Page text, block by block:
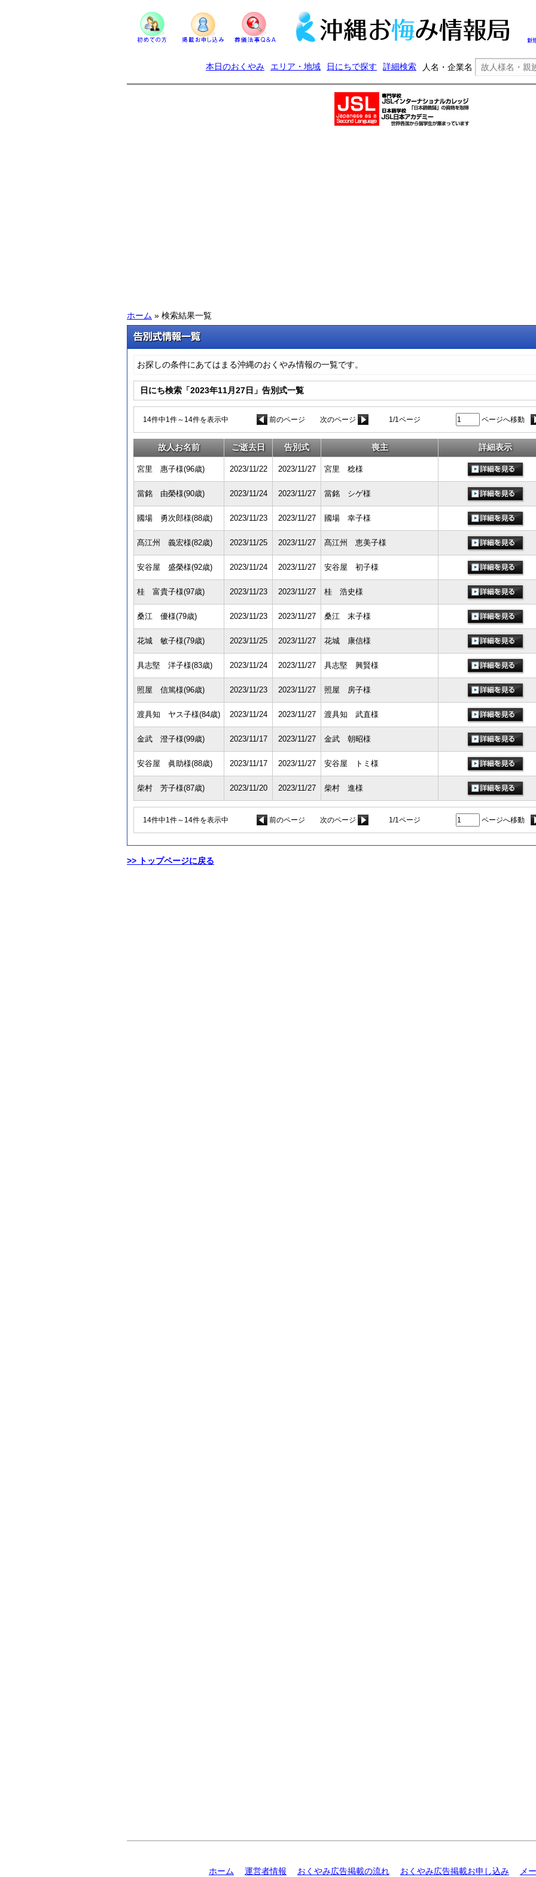
本日のおくやみ エリア・地域 日にちで探す 詳細検索 人名・企業名
ホーム » 検索結果一覧
お探しの条件にあてはまる沖縄のおくやみ情報の一覧です。
日にち検索「2023年11月27日」告別式一覧
14件中1件～14件を表示中 前のページ 次のページ 1/1ページ ページへ移動
故人お名前 ご逝去日 告別式 喪主 詳細表示
宮里 惠子様(96歳) 2023/11/22 2023/11/27 宮里 稔様
當銘 由榮様(90歳) 2023/11/24 2023/11/27 當銘 シゲ様
國場 勇次郎様(88歳) 2023/11/23 2023/11/27 國場 幸子様
髙江州 義宏様(82歳) 2023/11/25 2023/11/27 髙江州 恵美子様
安谷屋 盛榮様(92歳) 2023/11/24 2023/11/27 安谷屋 初子様
桂 富貴子様(97歳) 2023/11/23 2023/11/27 桂 浩史様
桑江 優様(79歳) 2023/11/23 2023/11/27 桑江 末子様
花城 敏子様(79歳) 2023/11/25 2023/11/27 花城 康信様
具志堅 洋子様(83歳) 2023/11/24 2023/11/27 具志堅 興賢様
照屋 信篤様(96歳) 2023/11/23 2023/11/27 照屋 房子様
渡具知 ヤス子様(84歳) 2023/11/24 2023/11/27 渡具知 武直様
金武 澄子様(99歳) 2023/11/17 2023/11/27 金武 朝昭様
安谷屋 眞助様(88歳) 2023/11/17 2023/11/27 安谷屋 トミ様
柴村 芳子様(87歳) 2023/11/20 2023/11/27 柴村 進様
14件中1件～14件を表示中 前のページ 次のページ 1/1ページ ページへ移動
>> トップページに戻る
ホーム 運営者情報 おくやみ広告掲載の流れ おくやみ広告掲載お申し込み メ